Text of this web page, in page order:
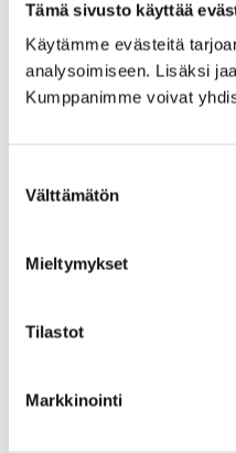
Tämä sivusto käyttää
Käytämme evästeitä
analysoimiseen. Lisäksi
Kumppanimme voivat
valinta
Välttämätön
Mieltymykset
Tilastot
Markkinointi